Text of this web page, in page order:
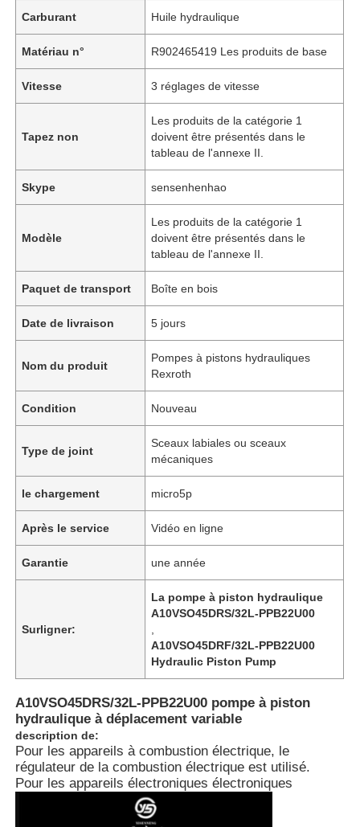
Vidéos
À propos de nous
Carburant Huile hydraulique
Matériau n° R902465419 Les produits de base
Vitesse 3 réglages de vitesse
Tapez non
Les produits de la catégorie 1
doivent être présentés dans le
tableau de l'annexe II.
Skype sensenhenhao
Modèle
Les produits de la catégorie 1
doivent être présentés dans le
tableau de l'annexe II.
Paquet de transport Boîte en bois
Date de livraison 5 jours
Nom du produit
Pompes à pistons hydrauliques
Rexroth
Condition Nouveau
Type de joint
Sceaux labiales ou sceaux
mécaniques
le chargement micro5p
Après le service Vidéo en ligne
Garantie une année
Surligner:
La pompe à piston hydraulique
A10VSO45DRS/32L-PPB22U00
A10VSO45DRF/32L-PPB22U00
Hydraulic Piston Pump
A10VSO45DRS/32L-PPB22U00 pompe à piston
hydraulique à déplacement variable
description de:
Pour les appareils à combustion électrique, le
régulateur de la combustion électrique est utilisé.
Pour les appareils électroniques électroniques